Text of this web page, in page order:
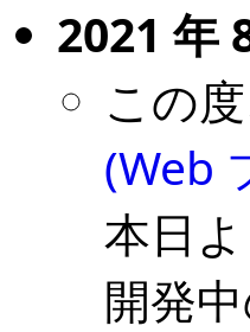
2021 年
この度
(Web
本日
開発